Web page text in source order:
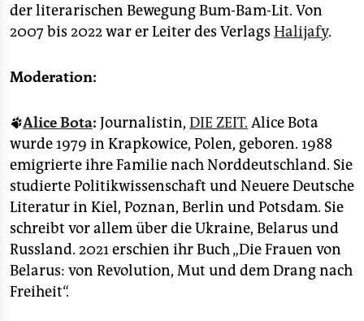
der literarischen Bewegung Bum-Bam-Lit. Von
2007 bis 2022 war er Leiter des Verlags Halijafy.
Moderation:
🐾Alice Bota: Journalistin, DIE ZEIT. Alice Bota
wurde 1979 in Krapkowice, Polen, geboren. 1988
emigrierte ihre Familie nach Norddeutschland. Sie
studierte Politikwissenschaft und Neuere Deutsche
Literatur in Kiel, Poznan, Berlin und Potsdam. Sie
schreibt vor allem über die Ukraine, Belarus und
Russland. 2021 erschien ihr Buch „Die Frauen von
Belarus: von Revolution, Mut und dem Drang nach
Freiheit“.